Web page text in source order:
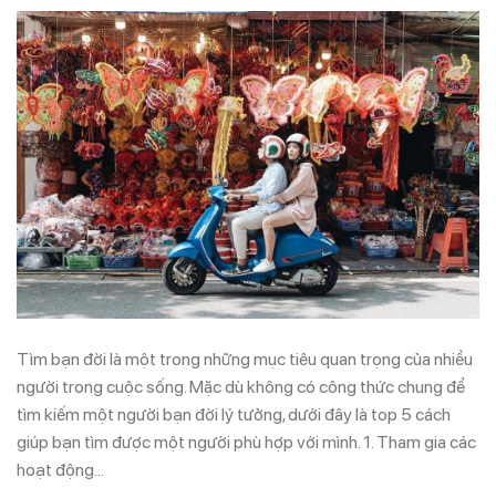
Tìm bạn đời là một trong những mục tiêu quan trọng của nhiều
người trong cuộc sống. Mặc dù không có công thức chung để
tìm kiếm một người bạn đời lý tưởng, dưới đây là top 5 cách
giúp bạn tìm được một người phù hợp với mình. 1. Tham gia các
hoạt động…